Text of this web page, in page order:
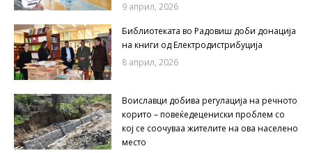
9 април, 2026
Библиотеката во Радовиш доби донација
на книги од Електродистрибуција
8 април, 2026
Воиславци добива регулација на речното
корито – повеќедецениски проблем со
кој се соочуваа жителите на ова населено
место